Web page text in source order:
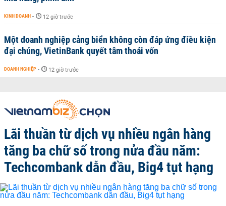
KINH DOANH - 12 giờ trước
Một doanh nghiệp cảng biển không còn đáp ứng điều kiện
đại chúng, VietinBank quyết tâm thoái vốn
DOANH NGHIỆP - 12 giờ trước
Lãi thuần từ dịch vụ nhiều ngân hàng
tăng ba chữ số trong nửa đầu năm:
Techcombank dẫn đầu, Big4 tụt hạng